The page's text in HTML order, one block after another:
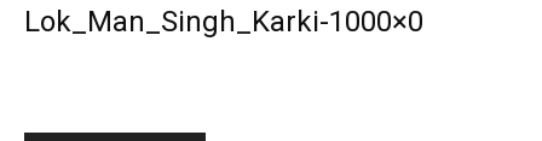
Lok_Man_Singh_Karki-1000×0